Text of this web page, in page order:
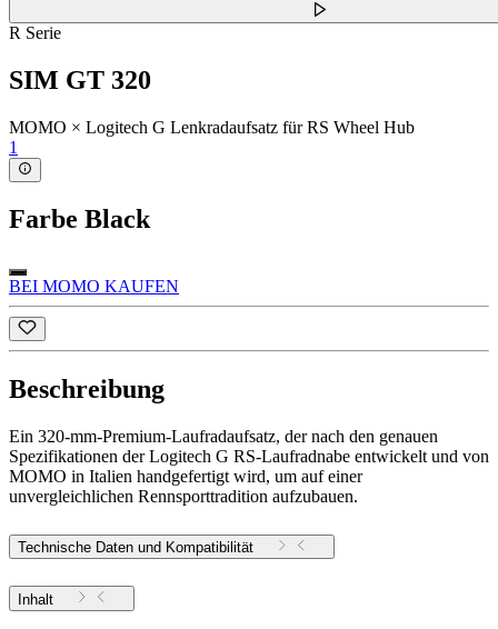
R Serie
SIM GT 320
MOMO × Logitech G Lenkradaufsatz für RS Wheel Hub
1
Farbe Black
BEI MOMO KAUFEN
Beschreibung
Ein 320-mm-Premium-Laufradaufsatz, der nach den genauen
Spezifikationen der Logitech G RS-Laufradnabe entwickelt und von
MOMO in Italien handgefertigt wird, um auf einer
unvergleichlichen Rennsporttradition aufzubauen.
Technische Daten und Kompatibilität
Inhalt